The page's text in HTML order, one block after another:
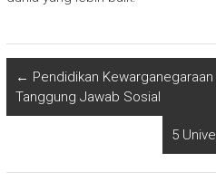
← Pendidikan
Tanggung Jawab Sosial
5